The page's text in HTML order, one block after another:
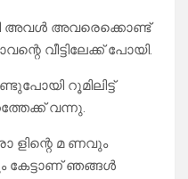
അവൾ അവരെക്കൊണ്ട്
വീട്ടിലേക്ക് പോയി.
റൂമിലിട്ട്
വന്നു.
ളിന്റെ മ ണവും
കേട്ടാണ് ഞങ്ങൾ